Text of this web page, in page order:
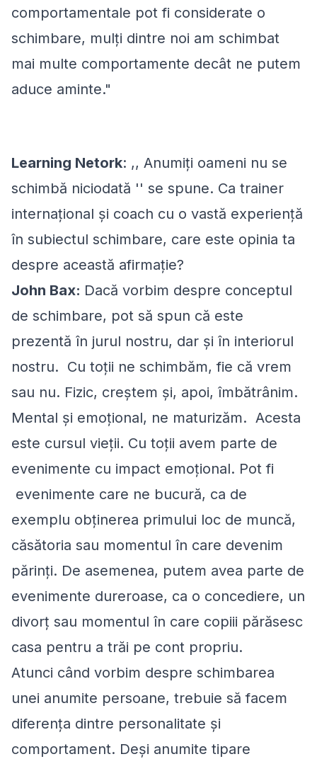
comportamentale pot fi considerate o
schimbare, mulți dintre noi am schimbat
mai multe comportamente decât ne putem
aduce aminte."
Learning Netork: ,, Anumiți oameni nu se
schimbă niciodată '' se spune. Ca trainer
internațional și coach cu o vastă experiență
în subiectul schimbare, care este opinia ta
despre această afirmație?
John Bax: Dacă vorbim despre conceptul
de schimbare, pot să spun că este
prezentă în jurul nostru, dar și în interiorul
nostru. Cu toții ne schimbăm, fie că vrem
sau nu. Fizic, creștem și, apoi, îmbătrânim.
Mental și emoțional, ne maturizăm. Acesta
este cursul vieții. Cu toții avem parte de
evenimente cu impact emoțional. Pot fi
evenimente care ne bucură, ca de
exemplu obținerea primului loc de muncă,
căsătoria sau momentul în care devenim
părinți. De asemenea, putem avea parte de
evenimente dureroase, ca o concediere, un
divorț sau momentul în care copiii părăsesc
casa pentru a trăi pe cont propriu.
Atunci când vorbim despre schimbarea
unei anumite persoane, trebuie să facem
diferența dintre personalitate și
comportament. Deși anumite tipare